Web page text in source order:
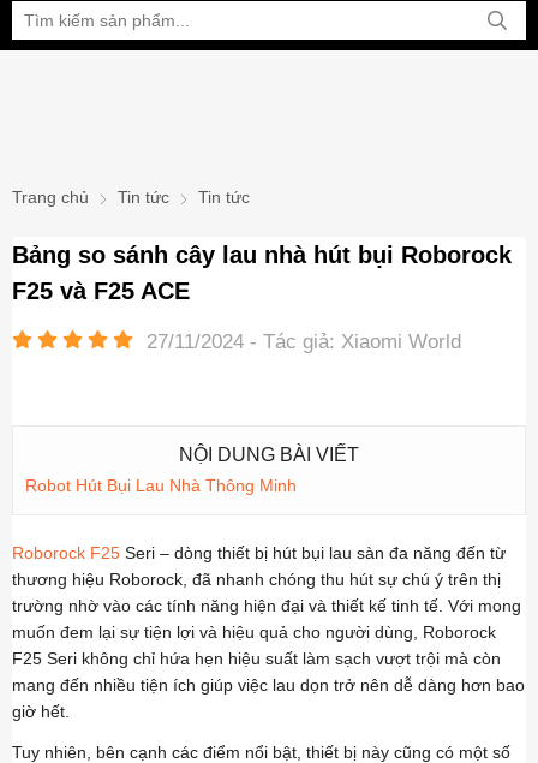
Bạn đang xem tại:
Trang chủ Tin tức Tin tức
Bảng so sánh cây lau nhà hút bụi Roborock
F25 và F25 ACE
27/11/2024 - Tác giả: Xiaomi World
NỘI DUNG BÀI VIẾT
Robot Hút Bụi Lau Nhà Thông Minh
Roborock F25 Seri – dòng thiết bị hút bụi lau sàn đa năng đến từ
thương hiệu Roborock, đã nhanh chóng thu hút sự chú ý trên thị
trường nhờ vào các tính năng hiện đại và thiết kế tinh tế. Với mong
muốn đem lại sự tiện lợi và hiệu quả cho người dùng, Roborock
F25 Seri không chỉ hứa hẹn hiệu suất làm sạch vượt trội mà còn
mang đến nhiều tiện ích giúp việc lau dọn trở nên dễ dàng hơn bao
giờ hết.
Tuy nhiên, bên cạnh các điểm nổi bật, thiết bị này cũng có một số